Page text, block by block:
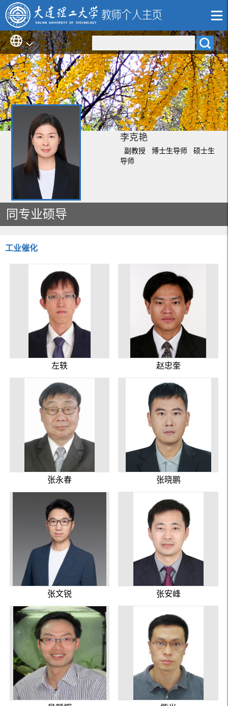
李克艳
副教授 博士生导师 硕士生
导师
同专业硕导
工业催化
左轶 赵忠奎
张永春 张晓鹏
张文锐 张安峰